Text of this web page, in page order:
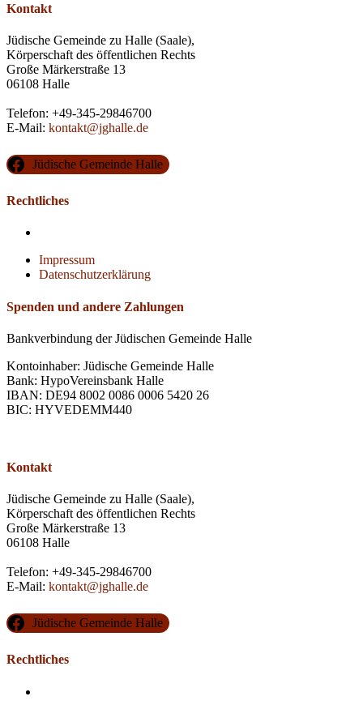
Kontakt
Jüdische Gemeinde zu Halle (Saale),
Körperschaft des öffentlichen Rechts
Große Märkerstraße 13
06108 Halle
Telefon: +49-345-29846700
E-Mail: kontakt@jghalle.de
Jüdische Gemeinde Halle
Rechtliches
Impressum
Datenschutzerklärung
Spenden und andere Zahlungen
Bankverbindung der Jüdischen Gemeinde Halle
Kontoinhaber: Jüdische Gemeinde Halle
Bank: HypoVereinsbank Halle
IBAN: DE94 8002 0086 0006 5420 26
BIC: HYVEDEMM440
Kontakt
Jüdische Gemeinde zu Halle (Saale),
Körperschaft des öffentlichen Rechts
Große Märkerstraße 13
06108 Halle
Telefon: +49-345-29846700
E-Mail: kontakt@jghalle.de
Jüdische Gemeinde Halle
Rechtliches